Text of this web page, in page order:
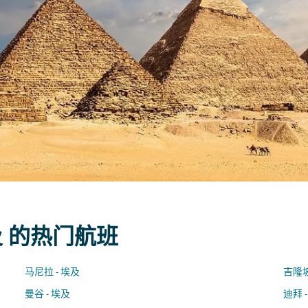
的热门航班
马尼拉 - 埃及 吉隆
曼谷 - 埃及 迪拜